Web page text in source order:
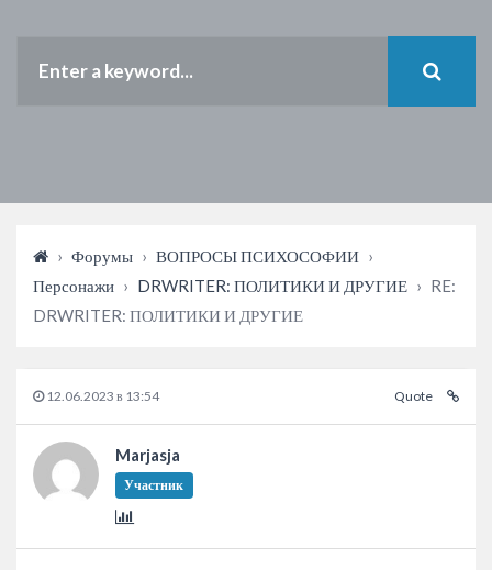
› Форумы › ВОПРОСЫ ПСИХОСОФИИ ›
Персонажи › DRWRITER: ПОЛИТИКИ И ДРУГИЕ › RE:
DRWRITER: ПОЛИТИКИ И ДРУГИЕ
12.06.2023 в 13:54 Quote
Marjasja
Участник